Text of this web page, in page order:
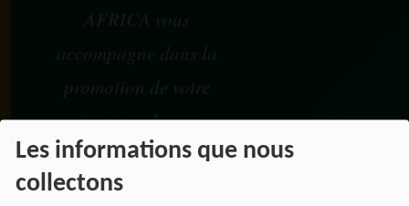
Les informations que nous
collectons
AFRICA vous
accompagne dans la
promotion de votre
marque, de vos
événements et de vos
projets à travers une